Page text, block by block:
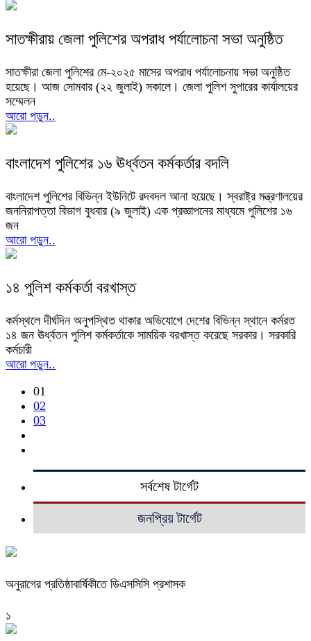
সাতক্ষীরায় জেলা পুলিশের অপরাধ পর্যালোচনা সভা অনুষ্ঠিত
সাতক্ষীরা জেলা পুলিশের মে-২০২৫ মাসের অপরাধ পর্যালোচনায় সভা অনুষ্ঠিত
হয়েছে। আজ সোমবার (২২ জুলাই) সকালে। জেলা পুলিশ সুপারের কার্যালয়ের
সম্মেলন
আরো পড়ুন..
বাংলাদেশ পুলিশের ১৬ ঊর্ধ্বতন কর্মকর্তার বদলি
বাংলাদেশ পুলিশের বিভিন্ন ইউনিটে রদবদল আনা হয়েছে। স্বরাষ্ট্র মন্ত্রণালয়ের
জননিরাপত্তা বিভাগ বুধবার (৯ জুলাই) এক প্রজ্ঞাপনের মাধ্যমে পুলিশের ১৬
জন
আরো পড়ুন..
১৪ পুলিশ কর্মকর্তা বরখাস্ত
কর্মস্থলে দীর্ঘদিন অনুপস্থিত থাকার অভিযোগে দেশের বিভিন্ন স্থানে কর্মরত
১৪ জন ঊর্ধ্বতন পুলিশ কর্মকর্তাকে সাময়িক বরখাস্ত করেছে সরকার। সরকারি
কর্মচারী
আরো পড়ুন..
01
02
03
সর্বশেষ টার্গেট
জনপ্রিয় টার্গেট
অনুরাগের প্রতিষ্ঠাবার্ষিকীতে ডিএসসিসি প্রশাসক
১